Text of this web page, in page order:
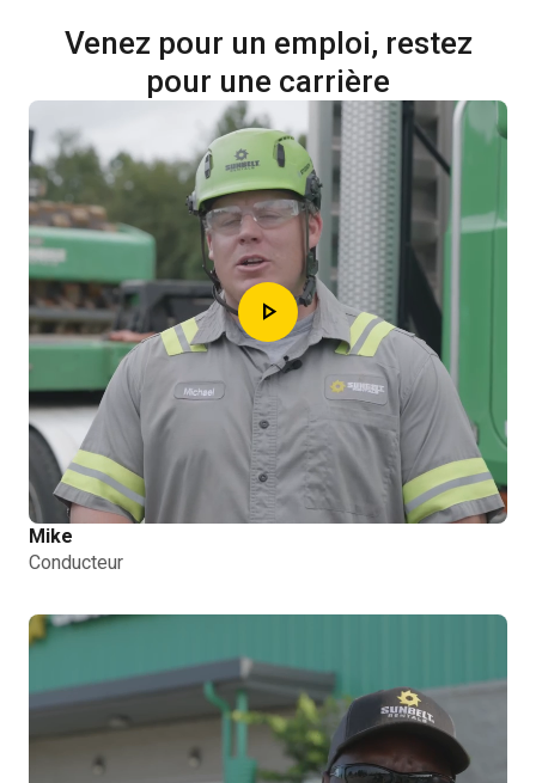
Venez pour un emploi, restez
pour une carrière
play_arrow
Mike
Conducteur